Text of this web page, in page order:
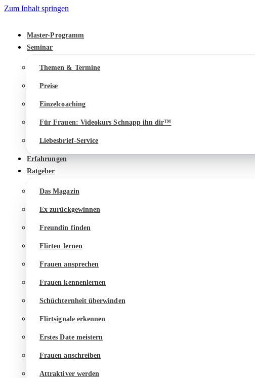
Zum Inhalt springen
Master-Programm
Seminar
Themen & Termine
Preise
Einzelcoaching
Für Frauen: Videokurs Schnapp ihn dir™
Liebesbrief-Service
Erfahrungen
Ratgeber
Das Magazin
Ex zurückgewinnen
Freundin finden
Flirten lernen
Frauen ansprechen
Frauen kennenlernen
Schüchternheit überwinden
Flirtsignale erkennen
Erstes Date meistern
Frauen anschreiben
Attraktiver werden